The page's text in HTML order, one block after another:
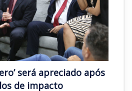
será apreciado após
de impacto